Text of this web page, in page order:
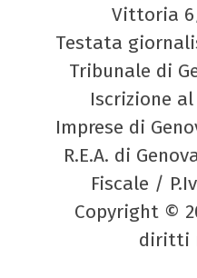
Vittoria
Testata
Tribunale di
Iscrizione
Imprese di
R.E.A. di
Fiscale /
Copyright ©
diritti